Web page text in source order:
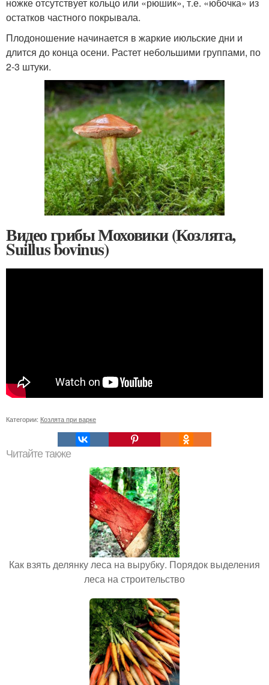
остатков частного покрывала.
Плодоношение начинается в жаркие июльские дни и
длится до конца осени. Растет небольшими группами, по
2-3 штуки.
Видео грибы Моховики (Козлята,
Suillus bovinus)
Категории: Козлята при варке
Читайте также
Как взять делянку леса на вырубку. Порядок выделения
леса на строительство